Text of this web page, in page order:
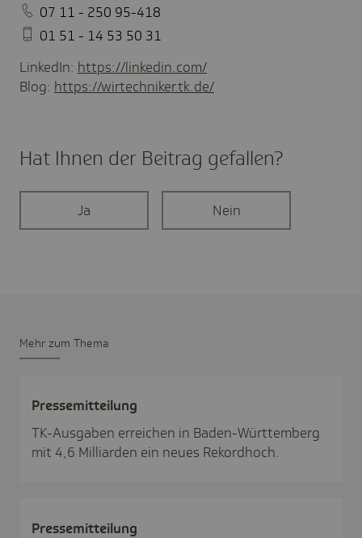
07 11 - 250 95-418
01 51 - 14 53 50 31
LinkedIn: https://linkedin.com/
Blog: https://wirtechniker.tk.de/
Hat Ihnen der Beitrag gefal­len?
Ja Nein
Mehr zum Thema
Pres­se­mit­tei­lung
TK-Ausgaben erreichen in Baden-Württemberg
mit 4,6 Milliarden ein neues Rekordhoch.
Pres­se­mit­tei­lung